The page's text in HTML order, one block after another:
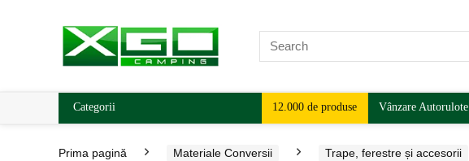
Categorii 12.000 de produse Vânzare Autorulote
Prima pagină Materiale Conversii Trape, ferestre și accesorii